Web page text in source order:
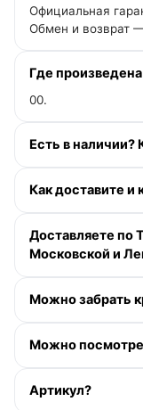
Официальная
Обмен и возврат
Где
00.
Есть в наличии?
Как доставите и
Доставляете по
Московской и
Можно забрать
Можно
Артикул?